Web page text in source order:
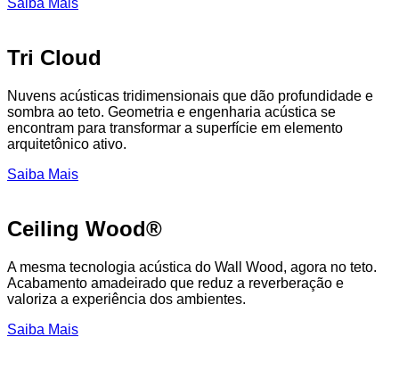
Saiba Mais
Tri Cloud
Nuvens acústicas tridimensionais que dão profundidade e
sombra ao teto. Geometria e engenharia acústica se
encontram para transformar a superfície em elemento
arquitetônico ativo.
Saiba Mais
Ceiling Wood®
A mesma tecnologia acústica do Wall Wood, agora no teto.
Acabamento amadeirado que reduz a reverberação e
valoriza a experiência dos ambientes.
Saiba Mais